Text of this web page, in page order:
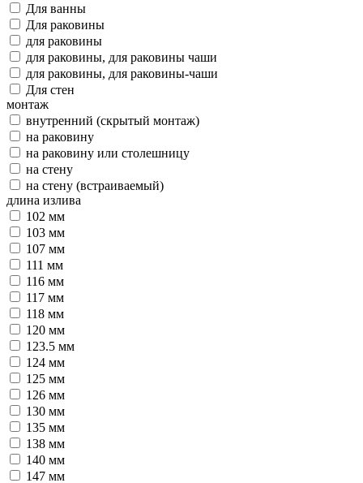
Для ванны
Для раковины
для раковины
для раковины, для раковины чаши
для раковины, для раковины-чаши
Для стен
монтаж
внутренний (скрытый монтаж)
на раковину
на раковину или столешницу
на стену
на стену (встраиваемый)
длина излива
102 мм
103 мм
107 мм
111 мм
116 мм
117 мм
118 мм
120 мм
123.5 мм
124 мм
125 мм
126 мм
130 мм
135 мм
138 мм
140 мм
147 мм